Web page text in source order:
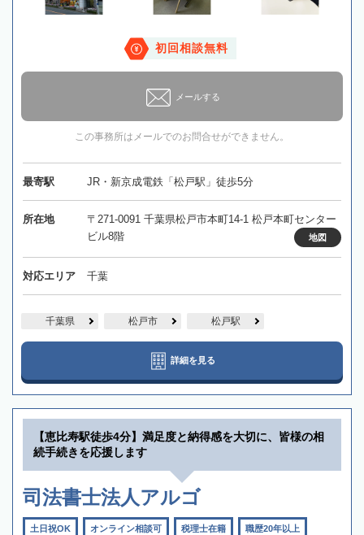
初回相談無料
メールする
この事務所はメールでのお問合せができません。
最寄駅 JR・新京成電鉄「松戸駅」徒歩5分
所在地
〒271-0091 千葉県松戸市本町14-1 松戸本町センター
ビル8階
地図
対応エリア 千葉
千葉県 松戸市 松戸駅
詳細を見る
【恵比寿駅徒歩4分】満足度と納得感を大切に、皆様の相
続手続きを応援します
司法書士法人アルゴ
土日祝OK オンライン相談可 税理士在籍 職歴20年以上